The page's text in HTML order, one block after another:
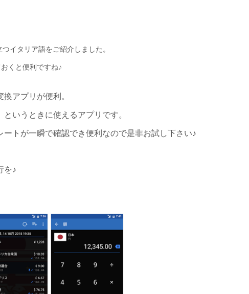
イタリア語をご紹介しました。
くと便利ですね♪
アプリが便利。
というときに使えるアプリです。
トが一瞬で確認でき便利なので是非お試し下さい♪
を♪